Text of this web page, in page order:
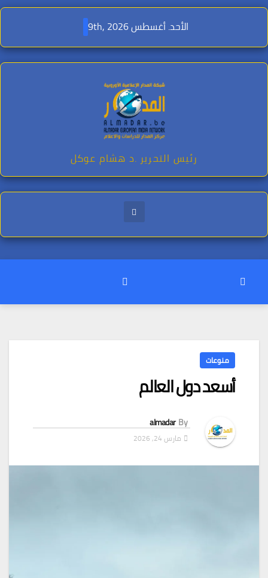
Skip
content
الأحد. أغسطس 9th, 2026
رئيس التحرير .د هشام عوكل
منوعات
أسعد دول العالم
By
almadar
مارس 24, 2026